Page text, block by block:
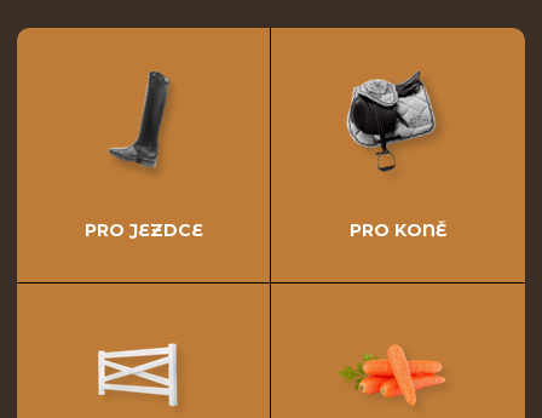
PRO JEZDCE PRO KONĚ